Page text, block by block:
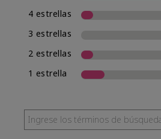
4 estrellas
3 estrellas
2 estrellas
1 estrella